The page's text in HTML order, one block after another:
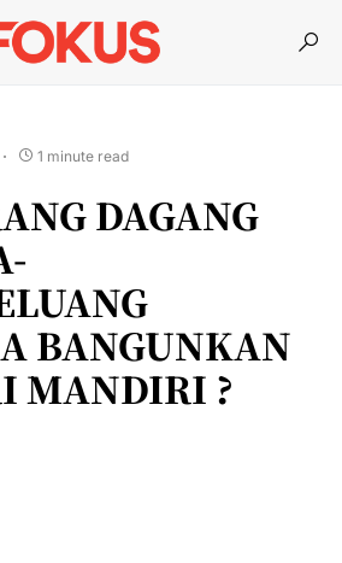
1 minute read
DAGANG
BANGUNKAN
MANDIRI ?